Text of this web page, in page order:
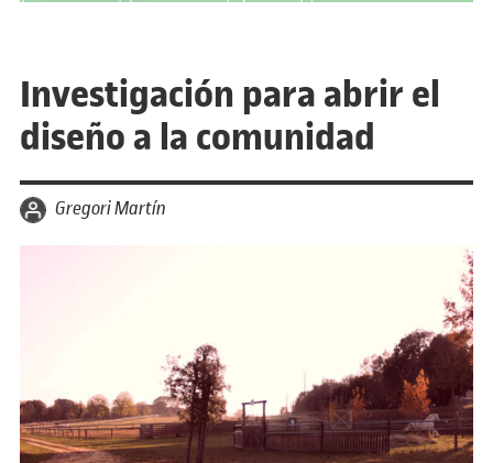
Investigación para abrir el
diseño a la comunidad
por Gregori Martín